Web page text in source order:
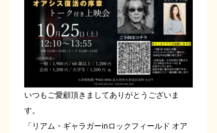
いつもご愛顧頂きましてありがとうございま
す。
「リアム・ギャラガーinロックフィールド オア